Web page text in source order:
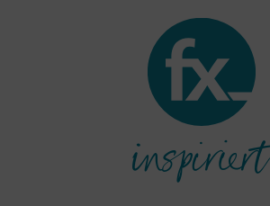
inspiriert